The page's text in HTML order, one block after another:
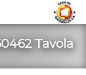
Tavola